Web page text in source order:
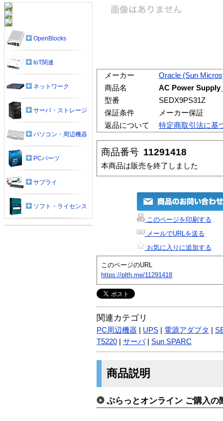
メーカー
Oracle (Sun
商品名
AC Power
型番
SEDX9PS31Z
保証条件
メーカー保証
返品について
特定商取引法に基
商品番号 11291418
本商品は販売を終了しました
このページを印刷する
メールでURLを送る
お気に入りに追加する
このページのURL
https://plth.me/11291418
関連カテゴリ
PC周辺機器 UPS 電源アダプタ
T5220
サーバ| Sun SPARC
商品説明
ぷらっとオンライン ご購入の
OpenBlocks
IoT関連
ネットワーク
サーバ・ストレージ
パソコン・周辺機器
PCパーツ
サプライ
ソフト・ライセンス